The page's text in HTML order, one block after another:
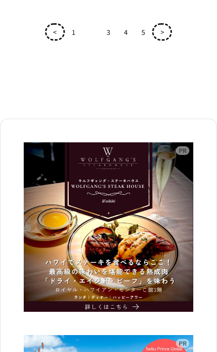
< 1 3 4 5 >
広告
広告